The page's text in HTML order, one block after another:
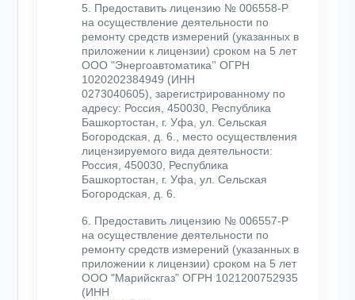
5. Предоставить лицензию № 006558-Р
на осуществление деятельности по
ремонту средств измерений (указанных в
приложении к лицензии) сроком на 5 лет
ООО "Энергоавтоматика’' ОГРН
1020202384949 (ИНН
0273040605), зарегистрированному по
адресу: Россия, 450030, Республика
Башкортостан, г. Уфа, ул. Сельская
Богородская, д. 6., место осуществления
лицензируемого вида деятельности:
Россия, 450030, Республика
Башкортостан, г. Уфа, ул. Сельская
Богородская, д. 6.
6. Предоставить лицензию № 006557-Р
на осуществление деятельности по
ремонту средств измерений (указанных в
приложении к лицензии) сроком на 5 лет
ООО "Марийскгаз” ОГРН 1021200752935
(ИНН